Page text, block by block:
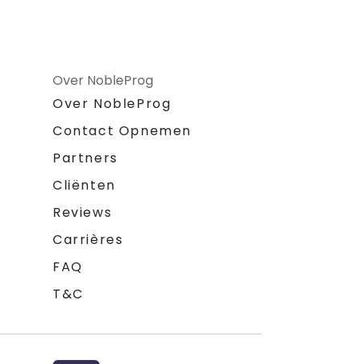
Over NobleProg
Over NobleProg
Contact Opnemen
Partners
Cliënten
Reviews
Carrières
FAQ
T&C